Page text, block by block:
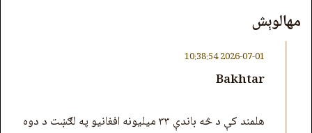
مهالوېش
2026-07-01 10:38:54
Bakhtar
هلمند کې د څه باندې ۳۳ میلیونه افغانیو په لګښت د دوه